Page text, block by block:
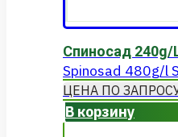
Спиносад 240g/
Spinosad 480g/l
ЦЕНА ПО
В корзину